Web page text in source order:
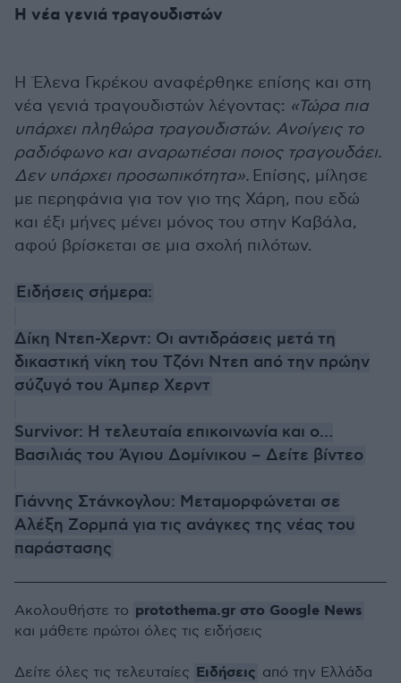
Η νέα γενιά τραγουδιστών
Η Έλενα Γκρέκου αναφέρθηκε επίσης και στη
νέα γενιά τραγουδιστών λέγοντας: «Τώρα πια
υπάρχει πληθώρα τραγουδιστών. Ανοίγεις το
ραδιόφωνο και αναρωτιέσαι ποιος τραγουδάει.
Δεν υπάρχει προσωπικότητα». Επίσης, μίλησε
με περηφάνια για τον γιο της Χάρη, που εδώ
και έξι μήνες μένει μόνος του στην Καβάλα,
αφού βρίσκεται σε μια σχολή πιλότων.
Ειδήσεις σήμερα:
Δίκη Ντεπ-Χερντ: Οι αντιδράσεις μετά τη
δικαστική νίκη του Τζόνι Ντεπ από την πρώην
σύζυγό του Άμπερ Χερντ
Survivor: Η τελευταία επικοινωνία και ο…
Βασιλιάς του Άγιου Δομίνικου – Δείτε βίντεο
Γιάννης Στάνκογλου: Μεταμορφώνεται σε
Αλέξη Ζορμπά για τις ανάγκες της νέας του
παράστασης
Ακολουθήστε το protothema.gr στο Google News
και μάθετε πρώτοι όλες τις ειδήσεις
Δείτε όλες τις τελευταίες Ειδήσεις από την Ελλάδα